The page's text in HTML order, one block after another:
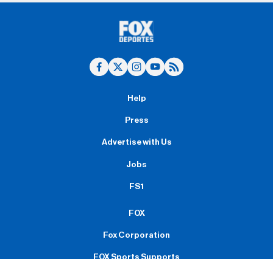
Help
Press
Advertise with Us
Jobs
FS1
FOX
Fox Corporation